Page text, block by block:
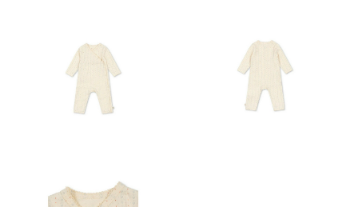
Lancelot
Kids